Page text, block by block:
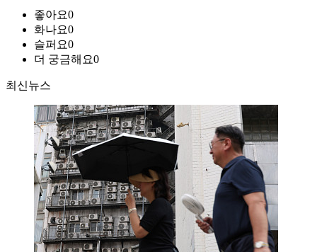
좋아요0
화나요0
슬퍼요0
더 궁금해요0
최신뉴스